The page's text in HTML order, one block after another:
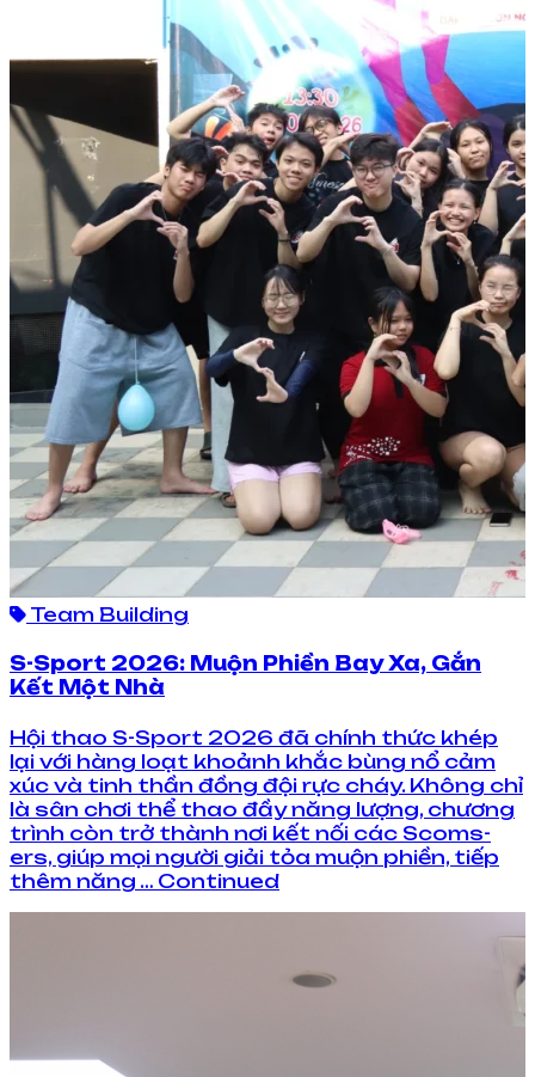
Team Building
S-Sport 2026: Muộn Phiền Bay Xa, Gắn
Kết Một Nhà
Hội thao S-Sport 2026 đã chính thức khép
lại với hàng loạt khoảnh khắc bùng nổ cảm
xúc và tinh thần đồng đội rực cháy. Không chỉ
là sân chơi thể thao đầy năng lượng, chương
trình còn trở thành nơi kết nối các Scoms-
ers, giúp mọi người giải tỏa muộn phiền, tiếp
thêm năng … Continued